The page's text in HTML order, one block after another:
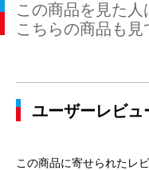
この商品を見た人
こちらの商品も見
ユーザーレビュ
この商品に寄せられたレ